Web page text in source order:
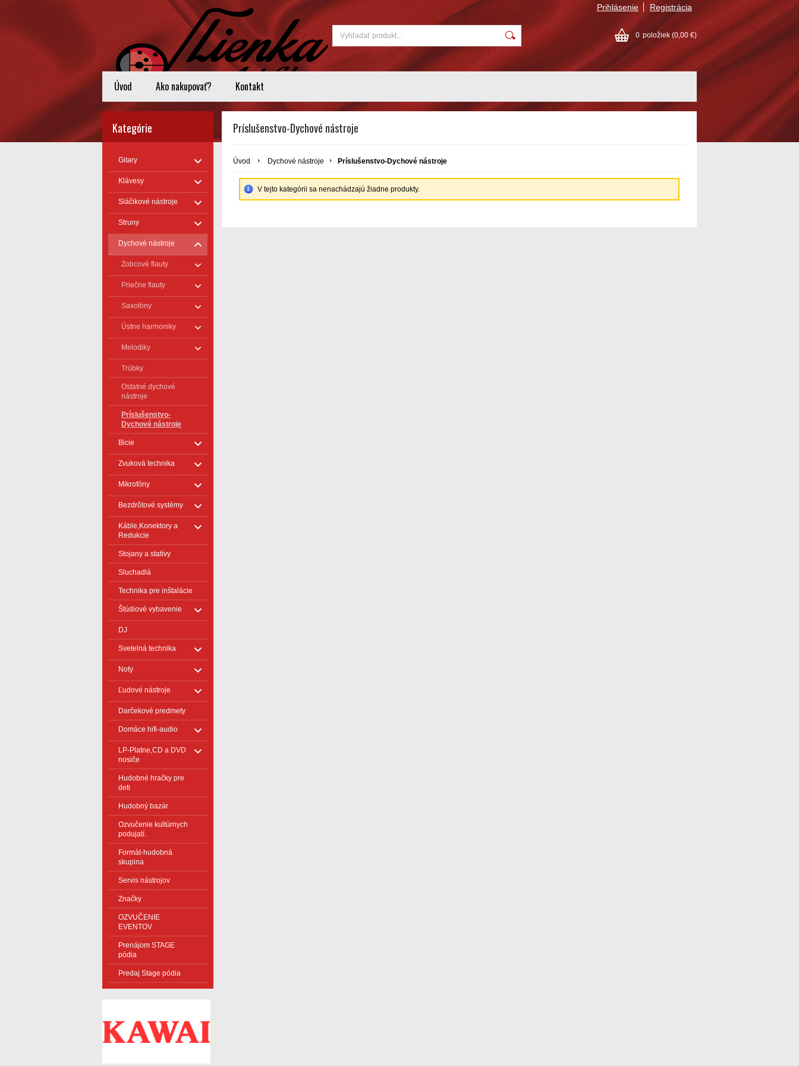
Prihlásenie Registrácia
0 položiek (0,00 €)
Úvod Ako nakupovať? Kontakt
Kategórie
Gitary
Klávesy
Sláčikové nástroje
Struny
Dychové nástroje
Zobcové flauty
Priečne flauty
Saxofóny
Ústne harmoniky
Melodiky
Trúbky
Ostatné dychové
nástroje
Príslušenstvo-
Dychové nástroje
Bicie
Zvuková technika
Mikrofóny
Bezdrôtové systémy
Káble,Konektory a
Redukcie
Stojany a statívy
Sluchadlá
Technika pre inštalácie
Štúdiové vybavenie
DJ
Svetelná technika
Noty
Ľudové nástroje
Darčekové predmety
Domáce hifi-audio
LP-Platne,CD a DVD
nosiče
Hudobné hračky pre
deti
Hudobný bazár
Ozvučenie kultúrnych
podujatí.
Formát-hudobná
skupina
Servis nástrojov
Značky
OZVUČENIE
EVENTOV
Prenájom STAGE
pódia
Predaj Stage pódia
Príslušenstvo-Dychové nástroje
Úvod Dychové nástroje Príslušenstvo-Dychové nástroje
V tejto kategórii sa nenachádzajú žiadne produkty.